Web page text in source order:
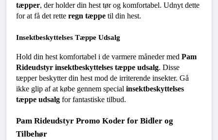
tæpper, der holder din hest tør og komfortabel. Udnyt dette
for at få det rette regn tæppe til din hest.
Insektbeskyttelses Tæppe Udsalg
Hold din hest komfortabel i de varmere måneder med Pam
Rideudstyr insektbeskyttelses tæppe udsalg. Disse
tæpper beskytter din hest mod de irriterende insekter. Gå
ikke glip af at købe gennem special insektbeskyttelses
tæppe udsalg for fantastiske tilbud.
Pam Rideudstyr Promo Koder for Bidler og
Tilbehør